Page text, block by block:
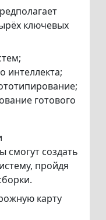
ключевых
интеллекта;
готового
смогут создать
пройдя
карту